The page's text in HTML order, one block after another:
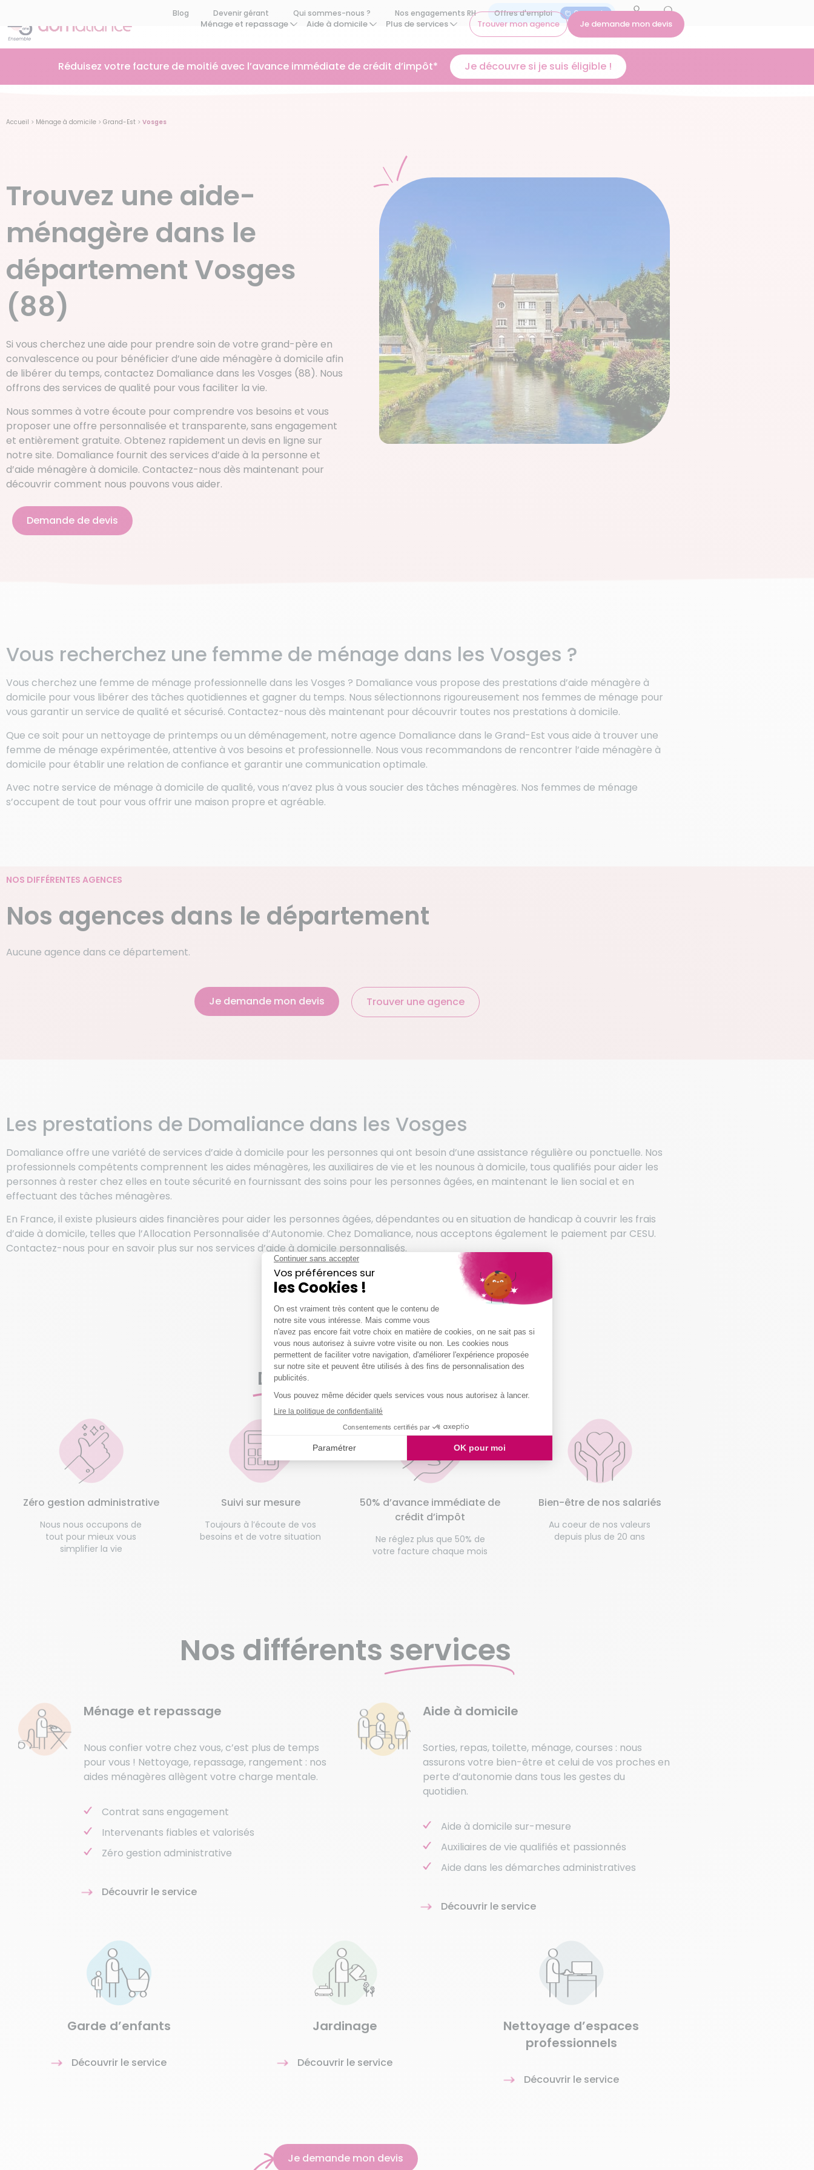
Blog Devenir gérant Qui sommes-nous ? Nos engagements RH On recrute
Ménage et repassage Aide à domicile Plus de services Trouver mon agence Je demande mon devis
Réduisez votre facture de moitié avec l’avance immédiate de crédit d’impôt* Je découvre si je suis éligible !
Accueil > Ménage à domicile > Grand-Est > Vosges
Trouvez une aide-
ménagère dans le
département Vosges
(88)
Si vous cherchez une aide pour prendre soin de votre grand-père en
convalescence ou pour bénéficier d’une aide ménagère à domicile afin
de libérer du temps, contactez Domaliance dans les Vosges (88). Nous
offrons des services de qualité pour vous faciliter la vie.
Nous sommes à votre écoute pour comprendre vos besoins et vous
proposer une offre personnalisée et transparente, sans engagement
et entièrement gratuite. Obtenez rapidement un devis en ligne sur
notre site. Domaliance fournit des services d’aide à la personne et
d’aide ménagère à domicile. Contactez-nous dès maintenant pour
découvrir comment nous pouvons vous aider.
Demande de devis
Vous recherchez une femme de ménage dans les Vosges ?
Vous cherchez une femme de ménage professionnelle dans les Vosges ? Domaliance vous propose des prestations d’aide ménagère à
domicile pour vous libérer des tâches quotidiennes et gagner du temps. Nous sélectionnons rigoureusement nos femmes de ménage pour
vous garantir un service de qualité et sécurisé. Contactez-nous dès maintenant pour découvrir toutes nos prestations à domicile.
Que ce soit pour un nettoyage de printemps ou un déménagement, notre agence Domaliance dans le Grand-Est vous aide à trouver une
femme de ménage expérimentée, attentive à vos besoins et professionnelle. Nous vous recommandons de rencontrer l’aide ménagère à
domicile pour établir une relation de confiance et garantir une communication optimale.
Avec notre service de ménage à domicile de qualité, vous n’avez plus à vous soucier des tâches ménagères. Nos femmes de ménage
s’occupent de tout pour vous offrir une maison propre et agréable.
NOS DIFFÉRENTES AGENCES
Nos agences dans le département
Aucune agence dans ce département.
Je demande mon devis Trouver une agence
Les prestations de Domaliance dans les Vosges
Domaliance offre une variété de services d’aide à domicile pour les personnes qui ont besoin d’une assistance régulière ou ponctuelle. Nos
professionnels compétents comprennent les aides ménagères, les auxiliaires de vie et les nounous à domicile, tous qualifiés pour aider les
personnes à rester chez elles en toute sécurité en fournissant des soins pour les personnes âgées, en maintenant le lien social et en
effectuant des tâches ménagères.
En France, il existe plusieurs aides financières pour aider les personnes âgées, dépendantes ou en situation de handicap à couvrir les frais
d’aide à domicile, telles que l’Allocation Personnalisée d’Autonomie. Chez Domaliance, nous acceptons également le paiement par CESU.
Contactez-nous pour en savoir plus sur nos services d’aide à domicile personnalisés.
Domaliance,
Zéro gestion administrative
Nous nous occupons de
tout pour mieux vous
simplifier la vie
Suivi sur mesure
Toujours à l’écoute de vos
besoins et de votre situation
50% d’avance immédiate de
crédit d’impôt
Ne réglez plus que 50% de
votre facture chaque mois
Bien-être de nos salariés
Au coeur de nos valeurs
depuis plus de 20 ans
Nos différents services
Ménage et repassage
Nous confier votre chez vous, c’est plus de temps
pour vous ! Nettoyage, repassage, rangement : nos
aides ménagères allègent votre charge mentale.
Contrat sans engagement
Intervenants fiables et valorisés
Zéro gestion administrative
Découvrir le service
Aide à domicile
Sorties, repas, toilette, ménage, courses : nous
assurons votre bien-être et celui de vos proches en
perte d’autonomie dans tous les gestes du
quotidien.
Aide à domicile sur-mesure
Auxiliaires de vie qualifiés et passionnés
Aide dans les démarches administratives
Découvrir le service
Garde d’enfants
Découvrir le service
Jardinage
Découvrir le service
Nettoyage d’espaces
professionnels
Découvrir le service
Je demande mon devis